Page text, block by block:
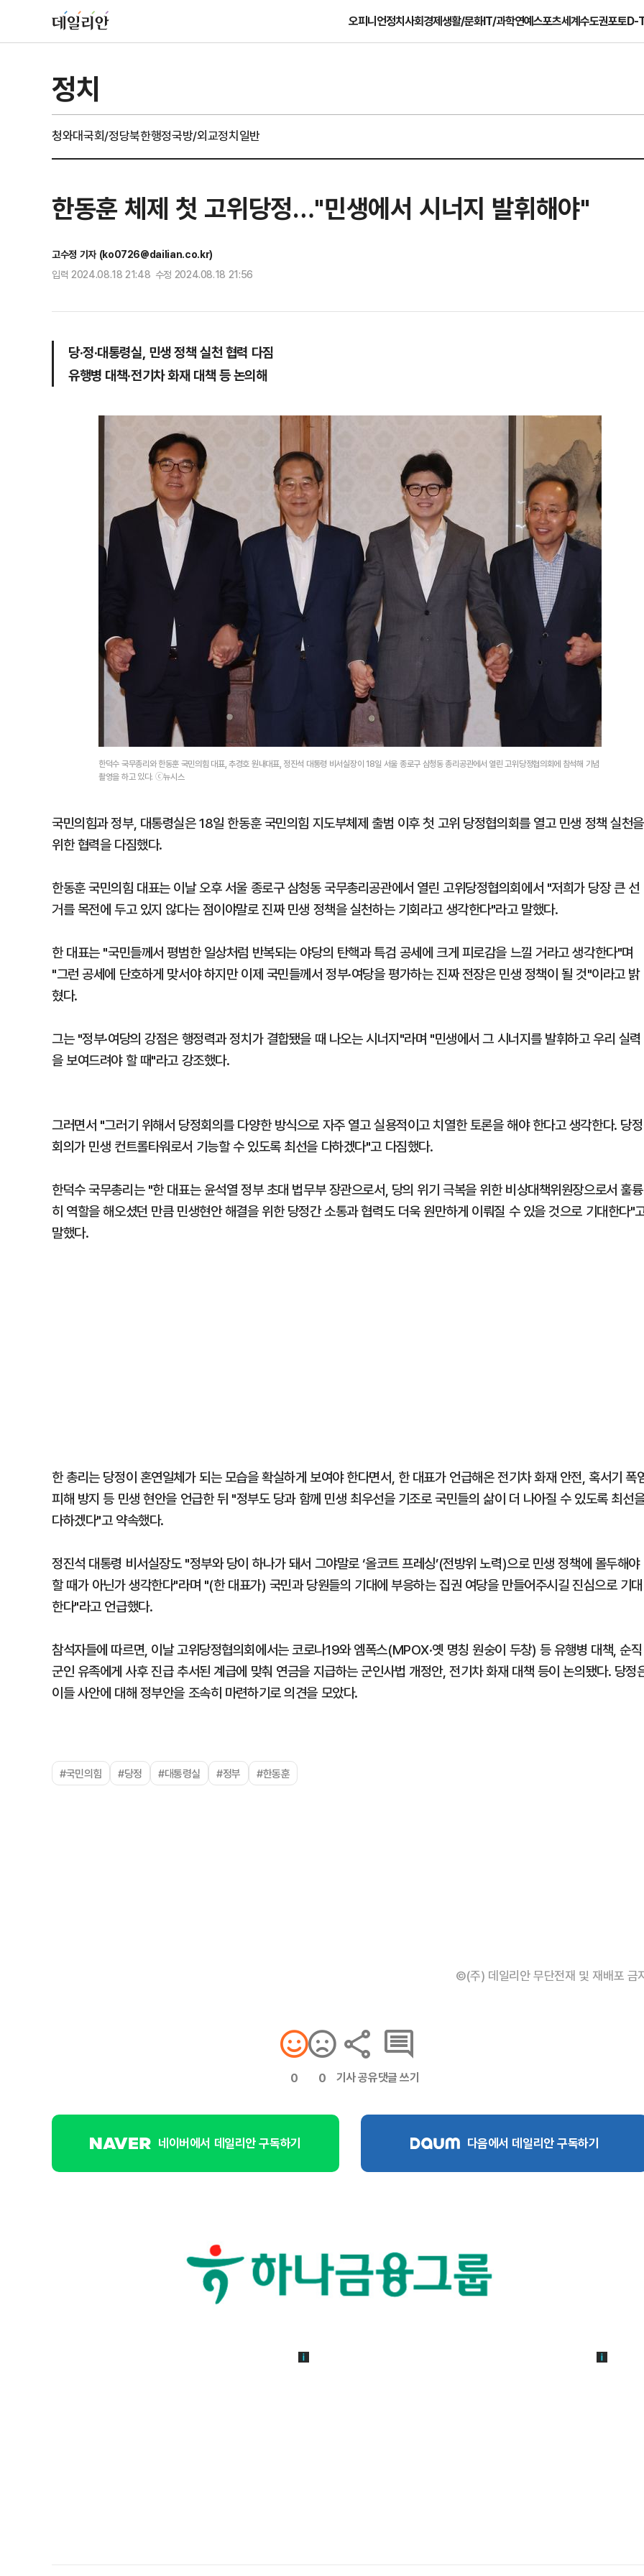
오피니언정치사회경제생활/문화IT/과학연예스포츠세계수도권포토D-
정치
청와대국회/정당북한행정국방/외교정치일반
한동훈 체제 첫 고위당정…"민생에서 시너지 발휘해야"
고수정 기자 (ko0726@dailian.co.kr)
입력 2024.08.18 21:48 수정 2024.08.18 21:56
당·정·대통령실, 민생 정책 실천 협력 다짐
유행병 대책·전기차 화재 대책 등 논의해
한덕수 국무총리와 한동훈 국민의힘 대표, 추경호 원내대표, 정진석 대통령 비서실장이 18일 서울 종로구 삼청동 총리공관에서 열린 고위당정협의회에 참석해 기념
촬영을 하고 있다. ⓒ뉴시스
국민의힘과 정부, 대통령실은 18일 한동훈 국민의힘 지도부체제 출범 이후 첫 고위 당정협의회를 열고 민생 정책 실천을
위한 협력을 다짐했다.
한동훈 국민의힘 대표는 이날 오후 서울 종로구 삼청동 국무총리공관에서 열린 고위당정협의회에서 "저희가 당장 큰 선
거를 목전에 두고 있지 않다는 점이야말로 진짜 민생 정책을 실천하는 기회라고 생각한다"라고 말했다.
한 대표는 "국민들께서 평범한 일상처럼 반복되는 야당의 탄핵과 특검 공세에 크게 피로감을 느낄 거라고 생각한다"며
"그런 공세에 단호하게 맞서야 하지만 이제 국민들께서 정부·여당을 평가하는 진짜 전장은 민생 정책이 될 것"이라고 밝
혔다.
그는 "정부·여당의 강점은 행정력과 정치가 결합됐을 때 나오는 시너지"라며 "민생에서 그 시너지를 발휘하고 우리 실력
을 보여드려야 할 때"라고 강조했다.
그러면서 "그러기 위해서 당정회의를 다양한 방식으로 자주 열고 실용적이고 치열한 토론을 해야 한다고 생각한다. 당정
회의가 민생 컨트롤타워로서 기능할 수 있도록 최선을 다하겠다"고 다짐했다.
한덕수 국무총리는 "한 대표는 윤석열 정부 초대 법무부 장관으로서, 당의 위기 극복을 위한 비상대책위원장으로서 훌륭
히 역할을 해오셨던 만큼 민생현안 해결을 위한 당정간 소통과 협력도 더욱 원만하게 이뤄질 수 있을 것으로 기대한다"
말했다.
한 총리는 당정이 혼연일체가 되는 모습을 확실하게 보여야 한다면서, 한 대표가 언급해온 전기차 화재 안전, 혹서기 폭
피해 방지 등 민생 현안을 언급한 뒤 "정부도 당과 함께 민생 최우선을 기조로 국민들의 삶이 더 나아질 수 있도록 최선
다하겠다"고 약속했다.
정진석 대통령 비서실장도 "정부와 당이 하나가 돼서 그야말로 ‘올코트 프레싱’(전방위 노력)으로 민생 정책에 몰두해야
할 때가 아닌가 생각한다"라며 "(한 대표가) 국민과 당원들의 기대에 부응하는 집권 여당을 만들어주시길 진심으로 기대
한다"라고 언급했다.
참석자들에 따르면, 이날 고위당정협의회에서는 코로나19와 엠폭스(MPOX·옛 명칭 원숭이 두창) 등 유행병 대책, 순직
군인 유족에게 사후 진급 추서된 계급에 맞춰 연금을 지급하는 군인사법 개정안, 전기차 화재 대책 등이 논의됐다. 당정
이들 사안에 대해 정부안을 조속히 마련하기로 의견을 모았다.
#국민의힘 #당정 #대통령실 #정부 #한동훈
©(주) 데일리안 무단전재 및 재배포 금
0 0 기사 공유댓글 쓰기
네이버에서 데일리안 구독하기 다음에서 데일리안 구독하기